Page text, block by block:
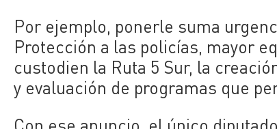
Por ejemplo, ponerle suma
Protección a las policías, mayor
custodien la Ruta 5 Sur, la
y evaluación de programas que